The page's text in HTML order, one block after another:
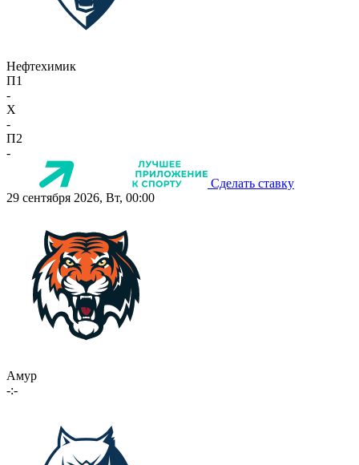
Нефтехимик
П1
-
X
-
П2
-
Сделать ставку
29 сентября 2026, Вт, 00:00
Амур
-:-